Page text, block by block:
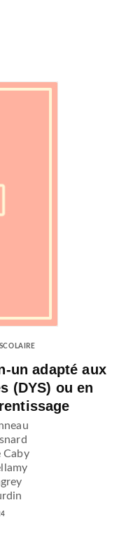
un adapté aux
(DYS) ou en
Caby